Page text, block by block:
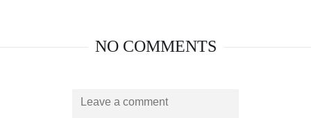
NO COMMENTS